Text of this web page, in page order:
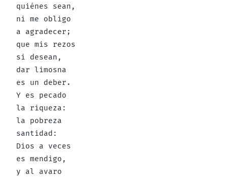
quiénes sean,
ni me obligo
a agradecer;
que mis rezos
si desean,
dar limosna
es un deber.
Y es pecado
la riqueza:
la pobreza
santidad:
Dios a veces
es mendigo,
y al avaro